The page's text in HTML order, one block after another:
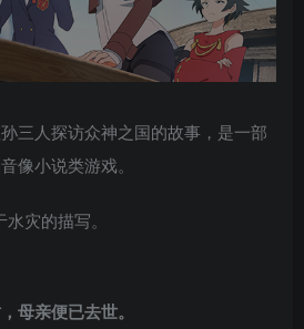
三人探访众神之国的故事，是一部
像小说类游戏。
灾的描写。
母亲便已去世。